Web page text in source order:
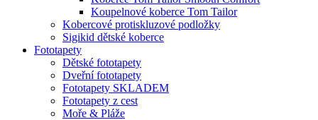
Koupelnové koberce Tom Tailor
Kobercové protiskluzové podložky
Sigikid dětské koberce
Fototapety
Dětské fototapety
Dveřní fototapety
Fototapety SKLADEM
Fototapety z cest
Moře & Pláže